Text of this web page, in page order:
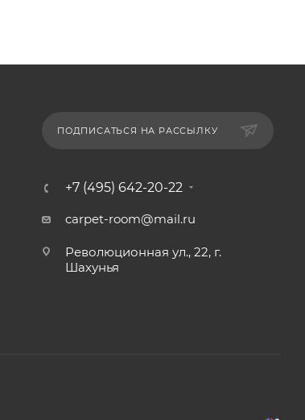
ПОДПИСАТЬСЯ НА РАССЫЛКУ
+7 (495) 642-20-22
carpet-room@mail.ru
Революционная ул., 22, г.
Шахунья